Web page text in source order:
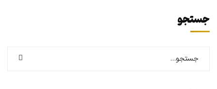
جستجو